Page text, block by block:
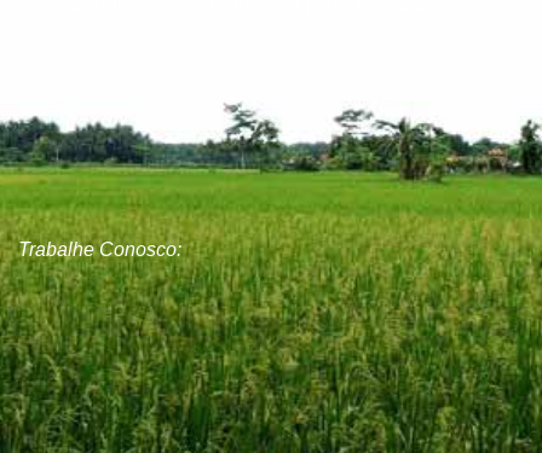
Trabalhe Conosco: